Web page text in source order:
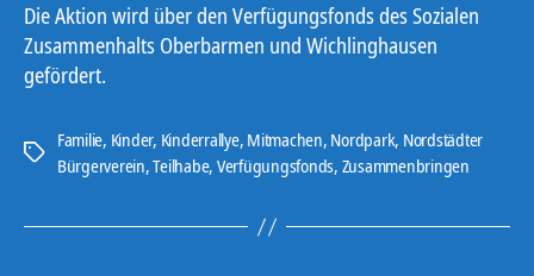
Die Aktion wird über den Verfügungsfonds des Sozialen
Zusammenhalts Oberbarmen und Wichlinghausen
gefördert.
Schlagwörter
Familie, Kinder, Kinderrallye, Mitmachen, Nordpark, Nordstädter
Bürgerverein,Teilhabe, Verfügungsfonds, Zusammenbringen